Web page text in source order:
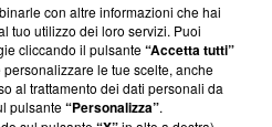
ma ha richiesto di farne
effettuato una verifica di
con altre informazioni che hai
tuo utilizzo dei loro servizi. Puoi
cliccando il pulsante“Accetta tutti”
le tue scelte, anche
al trattamento dei dati personali da
pulsante“Personalizza”.